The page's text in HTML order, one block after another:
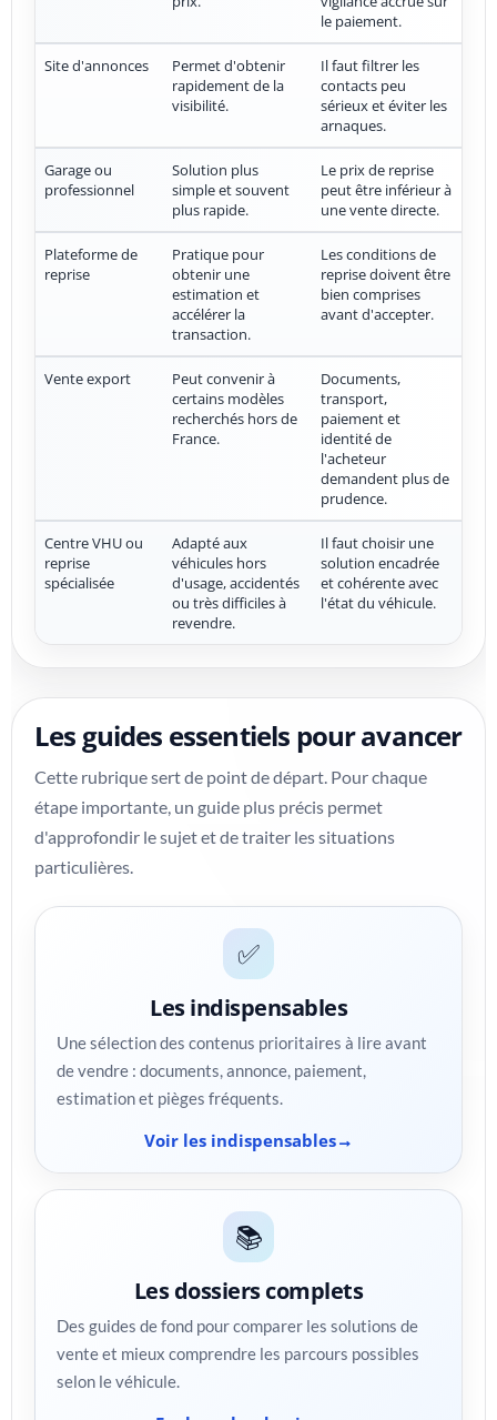
le paiement.
Site d'annonces
Permet d'obtenir
rapidement de la
visibilité.
Il faut filtrer les
contacts peu
sérieux et éviter les
arnaques.
Garage ou
professionnel
Solution plus
simple et souvent
plus rapide.
Le prix de reprise
peut être inférieur à
une vente directe.
Plateforme de
reprise
Pratique pour
obtenir une
estimation et
accélérer la
transaction.
Les conditions de
reprise doivent être
bien comprises
avant d'accepter.
Vente export
Peut convenir à
certains modèles
recherchés hors de
France.
Documents,
transport,
paiement et
identité de
l'acheteur
demandent plus de
prudence.
Centre VHU ou
reprise
spécialisée
Adapté aux
véhicules hors
d'usage, accidentés
ou très difficiles à
revendre.
Il faut choisir une
solution encadrée
et cohérente avec
l'état du véhicule.
Les guides essentiels pour avancer
Cette rubrique sert de point de départ. Pour chaque
étape importante, un guide plus précis permet
d'approfondir le sujet et de traiter les situations
particulières.
✅
Les indispensables
Une sélection des contenus prioritaires à lire avant
de vendre : documents, annonce, paiement,
estimation et pièges fréquents.
Voir les indispensables
📚
Les dossiers complets
Des guides de fond pour comparer les solutions de
vente et mieux comprendre les parcours possibles
selon le véhicule.